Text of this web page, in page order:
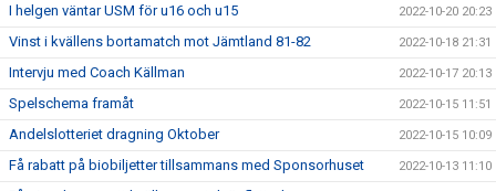
I helgen väntar USM för u16 och u15 2022-10-20 20:23
Vinst i kvällens bortamatch mot Jämtland 81-82 2022-10-18 21:31
Intervju med Coach Källman 2022-10-17 20:13
Spelschema framåt 2022-10-15 11:51
Andelslotteriet dragning Oktober 2022-10-15 10:09
Få rabatt på biobiljetter tillsammans med Sponsorhuset 2022-10-13 11:10